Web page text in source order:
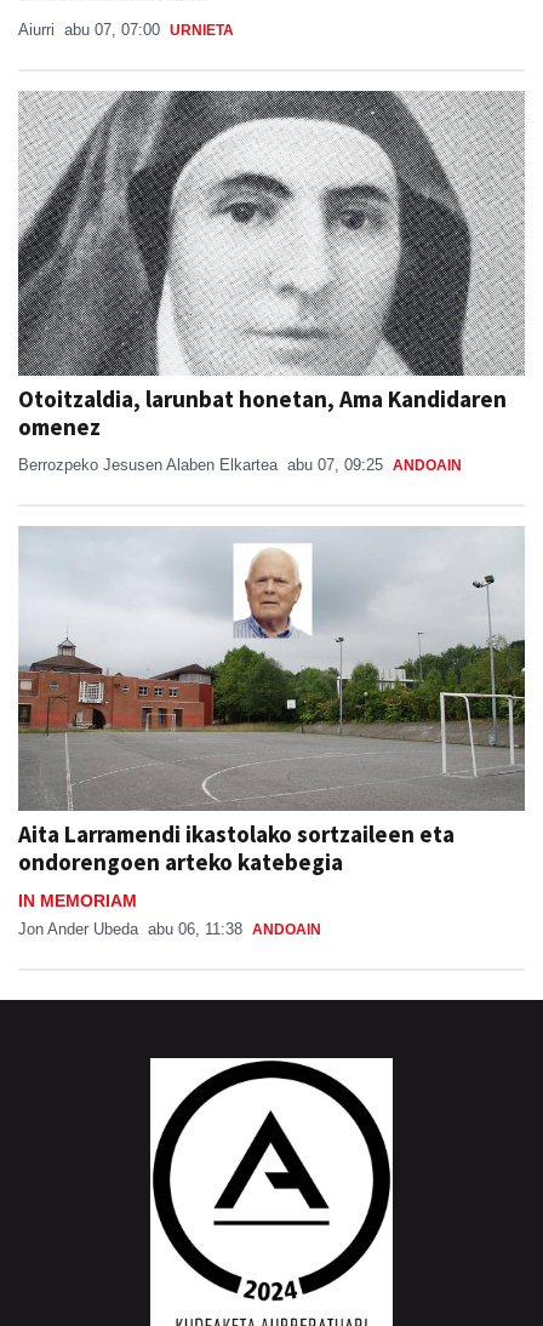
Aiurri abu 07, 07:00 URNIETA
Otoitzaldia, larunbat honetan, Ama Kandidaren
omenez
Berrozpeko Jesusen Alaben Elkartea abu 07, 09:25 ANDOAIN
Aita Larramendi ikastolako sortzaileen eta
ondorengoen arteko katebegia
IN MEMORIAM
Jon Ander Ubeda abu 06, 11:38 ANDOAIN